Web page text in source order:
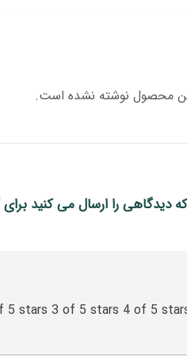
محصول نوشته نشده است.
5 stars 3 of 5 stars 4 of 5